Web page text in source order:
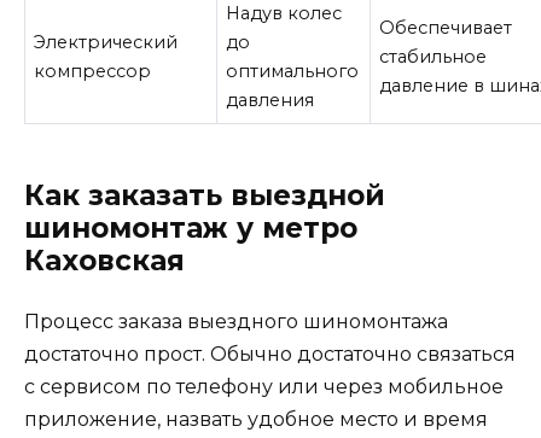
Электрический
компрессор
Надув колес
до
оптимального
давления
Обеспечивает
стабильное
давление в
Как заказать выездной
шиномонтаж у метро
Каховская
Процесс заказа выездного шиномонтажа
достаточно прост. Обычно достаточно связаться
с сервисом по телефону или через мобильное
приложение, назвать удобное место и время